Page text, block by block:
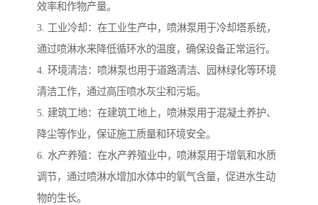
效率和作物产量。
3. 工业冷却：在工业生产中，喷淋泵用于冷却塔系统，
通过喷淋水来降低循环水的温度，确保设备正常运行。
4. 环境清洁：喷淋泵也用于道路清洁、园林绿化等环境
清洁工作，通过高压喷水灰尘和污垢。
5. 建筑工地：在建筑工地上，喷淋泵用于混凝土养护、
降尘等作业，保证施工质量和环境安全。
6. 水产养殖：在水产养殖业中，喷淋泵用于增氧和水质
调节，通过喷淋水增加水体中的氧气含量，促进水生动
物的生长。